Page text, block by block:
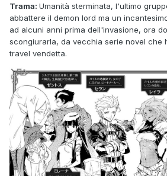
Trama: Umanità sterminata, l'ultimo
abbattere il demon lord ma un
ad alcuni anni prima dell'invasione, ora
scongiurarla, da vecchia serie novel che
travel vendetta.